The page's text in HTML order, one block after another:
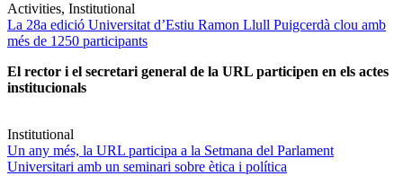
Activities, Institutional
La 28a edició Universitat d’Estiu Ramon Llull Puigcerdà clou amb
més de 1250 participants
El rector i el secretari general de la URL participen en els actes
institucionals
Institutional
Un any més, la URL participa a la Setmana del Parlament
Universitari amb un seminari sobre ètica i política